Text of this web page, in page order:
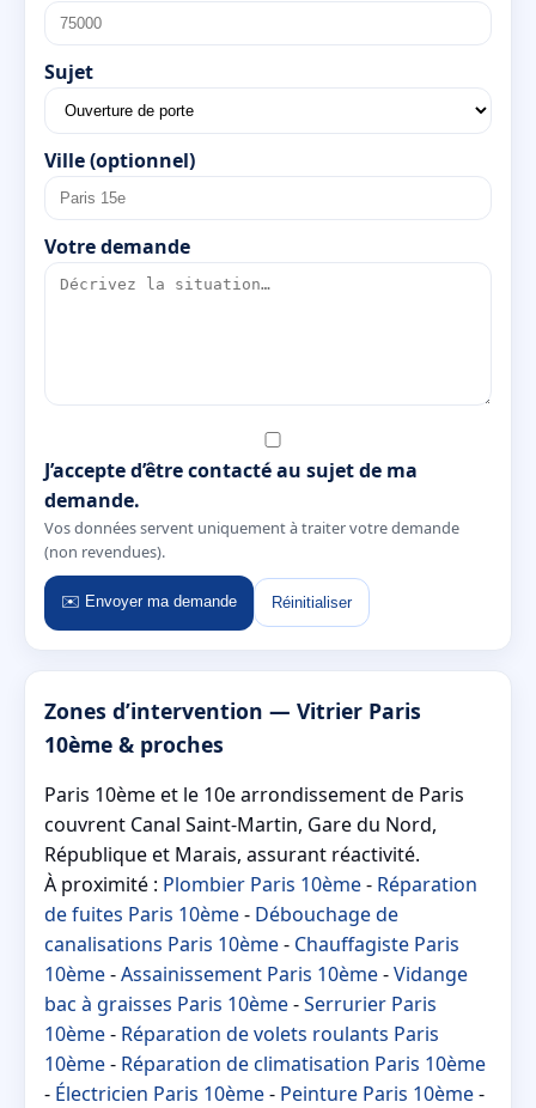
Sujet
Ville (optionnel)
Votre demande
J’accepte d’être contacté au sujet de ma
demande.
Vos données servent uniquement à traiter votre demande
(non revendues).
✉️ Envoyer ma demande Réinitialiser
Zones d’intervention — Vitrier Paris
10ème & proches
Paris 10ème et le 10e arrondissement de Paris
couvrent Canal Saint-Martin, Gare du Nord,
République et Marais, assurant réactivité.
À proximité : Plombier Paris 10ème- Réparation
de fuites Paris 10ème- Débouchage de
canalisations Paris 10ème- Chauffagiste Paris
10ème-Assainissement Paris 10ème-Vidange
bac à graisses Paris 10ème-Serrurier Paris
10ème- Réparation de volets roulants Paris
10ème- Réparation de climatisation Paris 10ème
- Électricien Paris 10ème- Peinture Paris 10ème-